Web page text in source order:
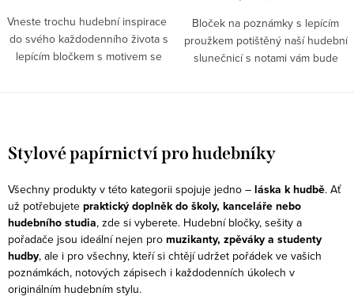
Vneste trochu hudební inspirace
do svého každodenního života s
lepícím bločkem s motivem se
Bloček na poznámky s lepícím
proužkem potištěný naší hudební
slunečnicí s notami vám bude
v
á
d
a
c
í
p
Stylové papírnictví pro hudebníky
Všechny produkty v této kategorii spojuje jedno – láska k hudbě. Ať
už potřebujete praktický doplněk do školy, kanceláře nebo
hudebního studia, zde si vyberete. Hudební bločky, sešity a
pořadače jsou ideální nejen pro muzikanty, zpěváky a studenty
hudby, ale i pro všechny, kteří si chtějí udržet pořádek ve vašich
poznámkách, notových zápisech i každodenních úkolech v
originálním hudebním stylu.